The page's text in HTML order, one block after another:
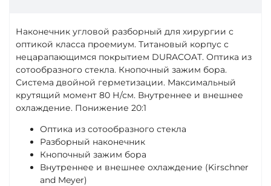
Наконечник угловой разборный для хирургии с
оптикой класса проемиум. Титановый корпус с
нецарапающимся покрытием DURACOAT. Оптика из
сотообразного стекла. Кнопочный зажим бора.
Система двойной герметизации. Максимальный
крутящий момент 80 Н/см. Внутреннее и внешнее
охлаждение. Понижение 20:1
Оптика из сотообразного стекла
Разборный наконечник
Кнопочный зажим бора
Внутреннее и внешнее охлаждение (Kirschner
and Meyer)